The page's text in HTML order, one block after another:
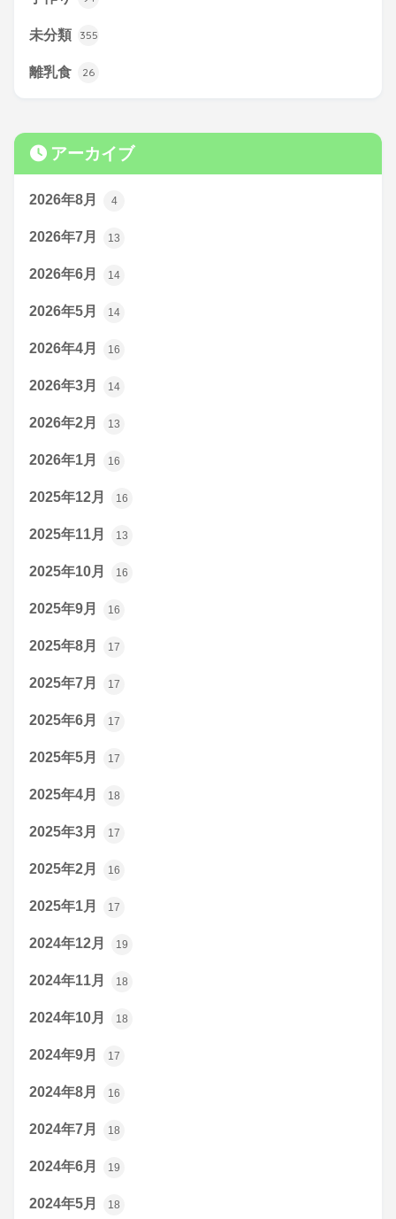
未分類 355
離乳食 26
アーカイブ
2026年8月 4
2026年7月 13
2026年6月 14
2026年5月 14
2026年4月 16
2026年3月 14
2026年2月 13
2026年1月 16
2025年12月 16
2025年11月 13
2025年10月 16
2025年9月 16
2025年8月 17
2025年7月 17
2025年6月 17
2025年5月 17
2025年4月 18
2025年3月 17
2025年2月 16
2025年1月 17
2024年12月 19
2024年11月 18
2024年10月 18
2024年9月 17
2024年8月 16
2024年7月 18
2024年6月 19
2024年5月 18